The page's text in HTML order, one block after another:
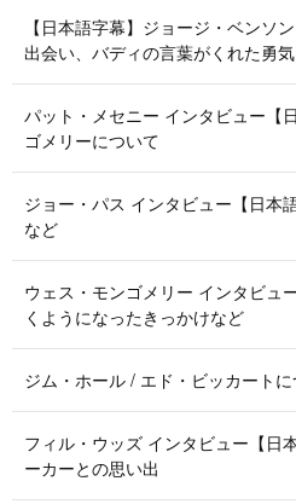
【日本語字幕】ジョージ・ベンソ
出会い、バディの言葉がくれた勇気
パット・メセニー インタビュー【
ゴメリーについて
ジョー・パス インタビュー【日本
など
ウェス・モンゴメリー インタビュ
くようになったきっかけなど
ジム・ホール / エド・ビッカートに
フィル・ウッズ インタビュー【日
ーカーとの思い出